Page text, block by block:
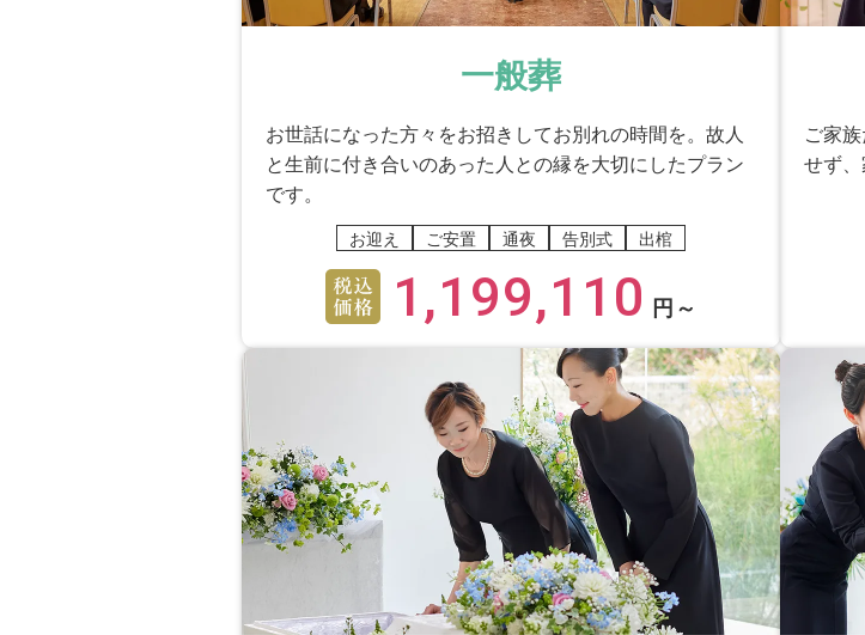
一般葬
お世話になった方々をお招きしてお別れの時間を。故人
と生前に付き合いのあった人との縁を大切にしたプラン
です。
お迎え ご安置 通夜 告別式 出棺
1,199,110 円～
ご家
せず